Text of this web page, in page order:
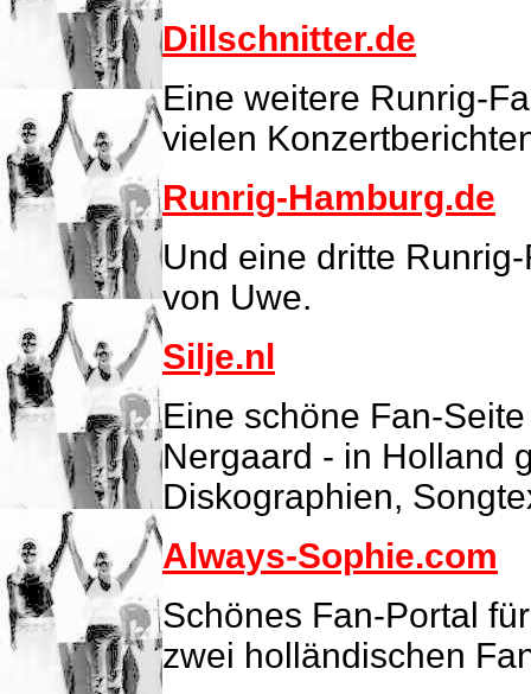
Dillschnitter.de
Eine weitere Runrig-
vielen
Runrig-Hamburg.de
Und eine dritte
von Uwe.
Silje.nl
Eine schöne Fan-
Nergaard - in Holland
Diskographien,
Always-Sophie.com
Schönes Fan-Portal
zwei holländischen